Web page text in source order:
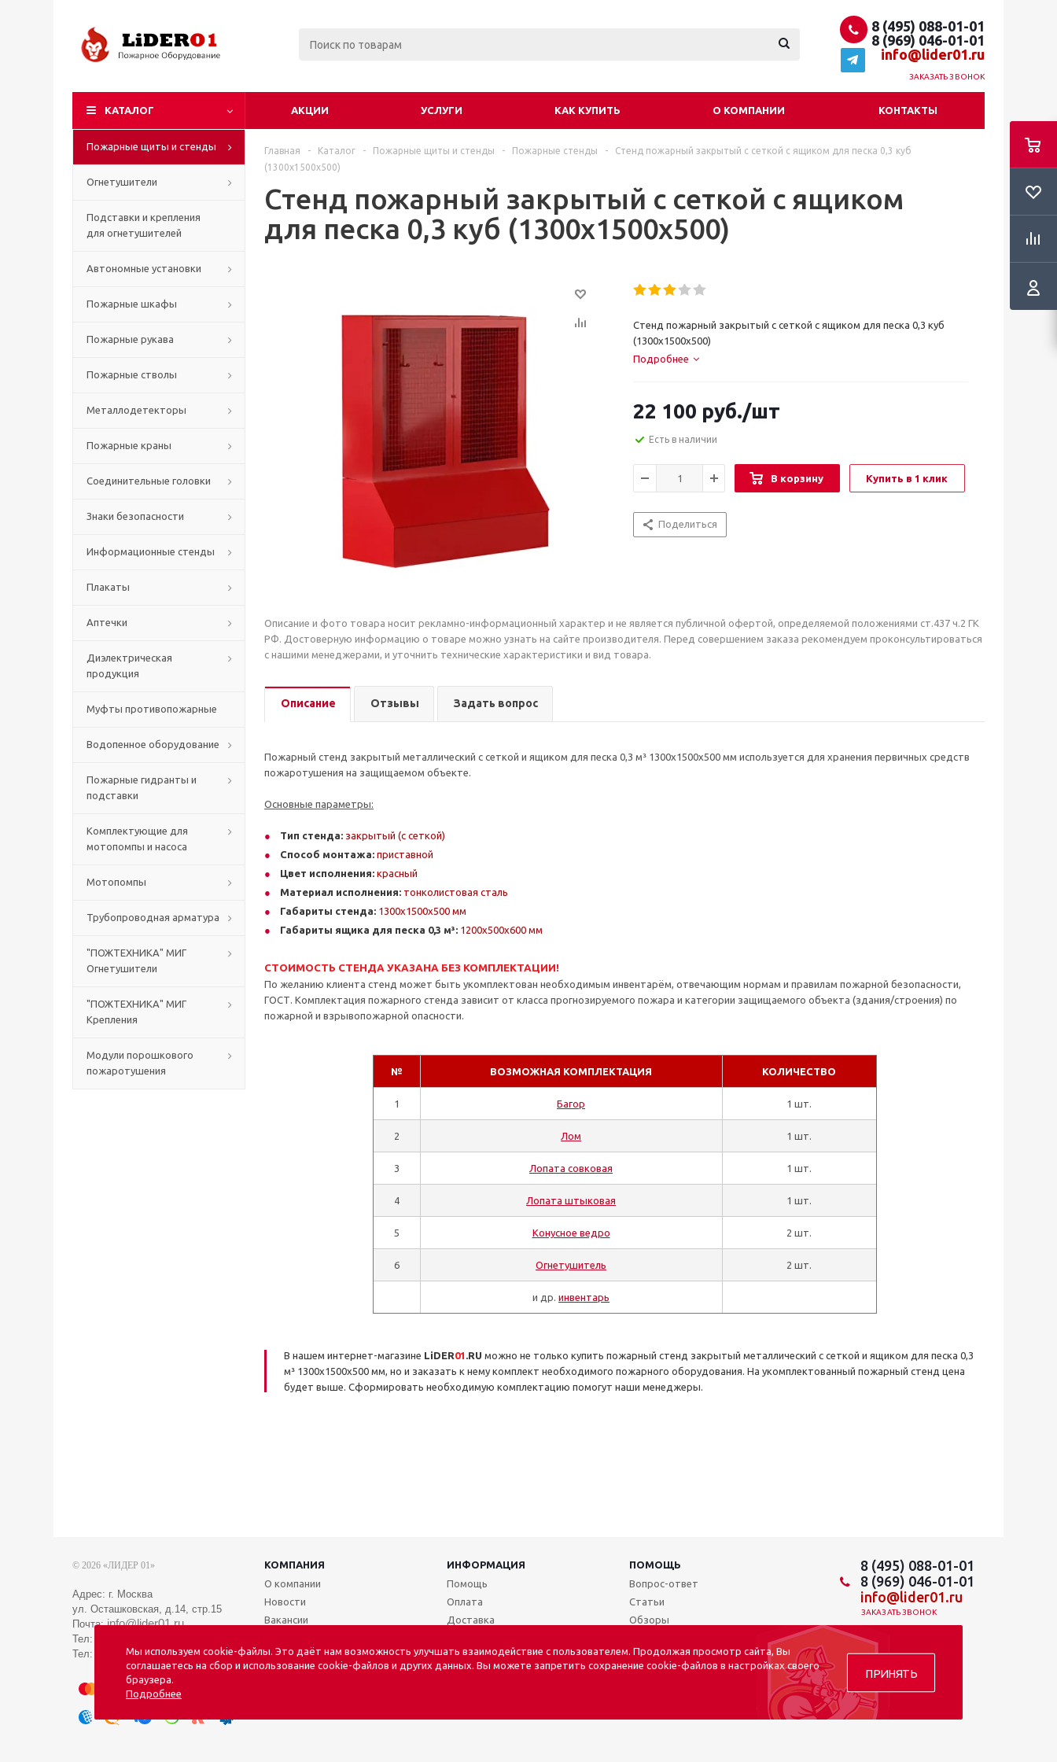
8 (495) 088-01-01
8 (969) 046-01-01
info@lider01.ru
ЗАКАЗАТЬ ЗВОНОК
КАТАЛОГ АКЦИИ УСЛУГИ КАК КУПИТЬ О КОМПАНИИ КОНТАКТЫ
Пожарные щиты и стенды
Огнетушители
Подставки и крепления
для огнетушителей
Автономные установки
Пожарные шкафы
Пожарные рукава
Пожарные стволы
Металлодетекторы
Пожарные краны
Соединительные головки
Знаки безопасности
Информационные стенды
Плакаты
Аптечки
Диэлектрическая
продукция
Муфты противопожарные
Водопенное оборудование
Пожарные гидранты и
подставки
Комплектующие для
мотопомпы и насоса
Мотопомпы
Трубопроводная арматура
"ПОЖТЕХНИКА" МИГ
Огнетушители
"ПОЖТЕХНИКА" МИГ
Крепления
Модули порошкового
пожаротушения
Главная - Каталог - Пожарные щиты и стенды - Пожарные стенды -
Стенд пожарный закрытый c сеткой с ящиком для песка 0,3 куб
(1300x1500x500)
Стенд пожарный закрытый c сеткой с ящиком
для песка 0,3 куб (1300x1500x500)
Стенд пожарный закрытый с сеткой с ящиком для песка 0,3 куб
(1300x1500x500)
Подробнее
22 100 руб./шт
Есть в наличии
В корзину Купить в 1 клик
Поделиться
Описание и фото товара носит рекламно-информационный характер и не является публичной офертой, определяемой положениями ст.437 ч.2 ГК
РФ. Достоверную информацию о товаре можно узнать на сайте производителя. Перед совершением заказа рекомендуем проконсультироваться
с нашими менеджерами, и уточнить технические характеристики и вид товара.
Описание Отзывы Задать вопрос
Пожарный стенд закрытый металлический с сеткой и ящиком для песка 0,3 м³ 1300x1500x500 мм используется для хранения первичных средств
пожаротушения на защищаемом объекте.
Основные параметры:
Тип стенда: закрытый (с сеткой)
Способ монтажа: приставной
Цвет исполнения: красный
Материал исполнения: тонколистовая сталь
Габариты стенда: 1300x1500x500 мм
Габариты ящика для песка 0,3 м³: 1200x500x600 мм
СТОИМОСТЬ СТЕНДА УКАЗАНА БЕЗ КОМПЛЕКТАЦИИ!
По желанию клиента стенд может быть укомплектован необходимым инвентарём, отвечающим нормам и правилам пожарной безопасности,
ГОСТ. Комплектация пожарного стенда зависит от класса прогнозируемого пожара и категории защищаемого объекта (здания/строения) по
пожарной и взрывопожарной опасности.
№ ВОЗМОЖНАЯ КОМПЛЕКТАЦИЯ КОЛИЧЕСТВО
1 Багор 1 шт.
2 Лом 1 шт.
3 Лопата совковая 1 шт.
4 Лопата штыковая 1 шт.
5 Конусное ведро 2 шт.
6 Огнетушитель 2 шт.
и др. инвентарь
В нашем интернет-магазине LiDER01 .RU можно не только купить пожарный стенд закрытый металлический с сеткой и ящиком для песка 0,3
м³ 1300x1500x500 мм, но и заказать к нему комплект необходимого пожарного оборудования. На укомплектованный пожарный стенд цена
будет выше. Сформировать необходимую комплектацию помогут наши менеджеры.
© 2026 «ЛИДЕР 01»
Адрес: г. Москва
ул. Осташковская, д.14, стр.15
Почта:info@lider01.ru
Тел:
Тел: 8 (969) 046-01-01
КОМПАНИЯ ИНФОРМАЦИЯ
ПОМОЩЬ
О компании
Новости
Вакансии
Помощь
Оплата
Доставка
Согласие на обработку данных
Политика в отношении обработки
Вопрос-ответ
Статьи
Обзоры
8 (495) 088-01-01
8 (969) 046-01-01
info@lider01.ru
ЗАКАЗАТЬ ЗВОНОК
Мы используем cookie-файлы. Это даёт нам возможность улучшать взаимодействие с пользователем. Продолжая просмотр сайта, Вы
соглашаетесь на сбор и использование cookie-файлов и других данных. Вы можете запретить сохранение cookie-файлов в настройках своего
браузера.
Подробнее
ПРИНЯТЬ